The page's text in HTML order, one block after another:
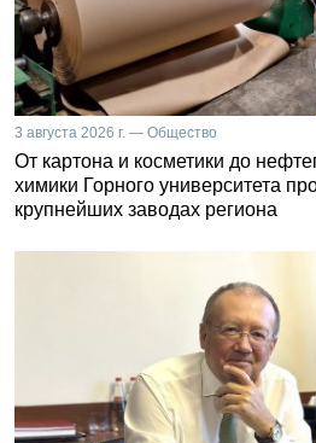
3 августа 2026 г. — Общество
От картона и косметики до
химики Горного университета
крупнейших заводах региона